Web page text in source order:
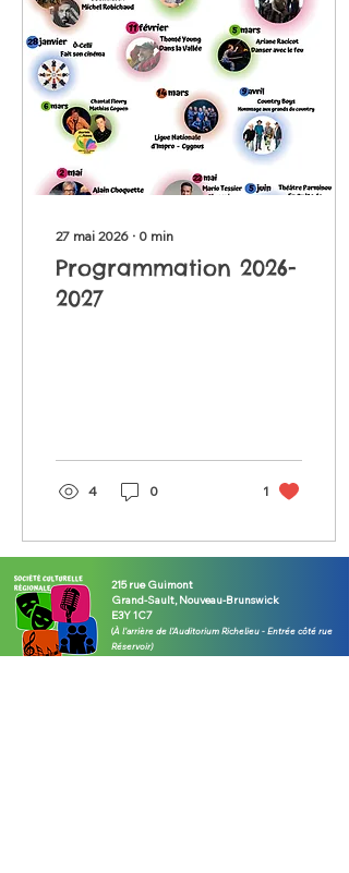
27 mai 2026 ∙ 0 min
Programmation 2026-
2027
4 0 1
215 rue Guimont
Grand-Sault, Nouveau-Brunswick
E3Y 1C7
(À l'arrière de l'Auditorium Richelieu - Entrée côté rue
Réservoir)
(506) 473-4329/leschutes.scr@gmail.com